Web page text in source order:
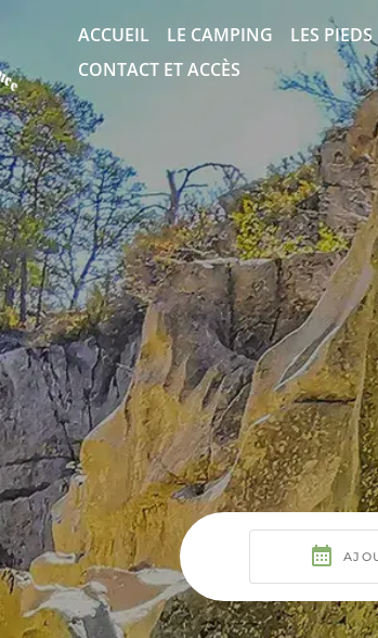
ACCUEIL LE CAMPING LES
CONTACT ET ACCÈS